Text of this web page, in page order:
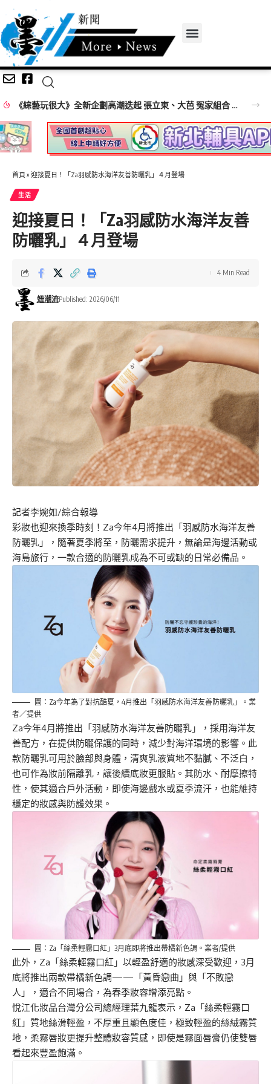
《綜藝玩很大》全新企劃高潮迭起 張立東、大芭 冤家組合 再創收視火花
首頁 » 迎接夏日！「Za羽感防水海洋友善防曬乳」４月登場
生活
迎接夏日！「Za羽感防水海洋友善
防曬乳」４月登場
妞潮流Published: 2026/06/11
4 Min Read
記者李婉如/綜合報導
彩妝也迎來換季時刻！Za今年4月將推出「羽感防水海洋友善
防曬乳」，隨著夏季將至，防曬需求提升，無論是海邊活動或
海島旅行，一款合適的防曬乳成為不可或缺的日常必備品。
圖：Za今年為了對抗酷夏，4月推出「羽感防水海洋友善防曬乳」。業
者／提供
Za今年4月將推出「羽感防水海洋友善防曬乳」，採用海洋友
善配方，在提供防曬保護的同時，減少對海洋環境的影響。此
款防曬乳可用於臉部與身體，清爽乳液質地不黏膩、不泛白，
也可作為妝前隔離乳，讓後續底妝更服貼。其防水、耐摩擦特
性，使其適合戶外活動，即使海邊戲水或夏季流汗，也能維持
穩定的妝感與防護效果。
圖：Za「絲柔輕霧口紅」3月底即將推出帶橘新色調。業者/提供
此外，Za「絲柔輕霧口紅」以輕盈舒適的妝感深受歡迎，3月
底將推出兩款帶橘新色調——「黃昏戀曲」與「不敗戀
人」，適合不同場合，為春季妝容增添亮點。
悅江化妝品台灣分公司總經理葉九龍表示，Za「絲柔輕霧口
紅」質地絲滑輕盈，不厚重且顯色度佳，極致輕盈的絲絨霧質
地，柔霧唇妝更提升整體妝容質感，即使是霧面唇膏仍使雙唇
看起來豐盈飽滿。